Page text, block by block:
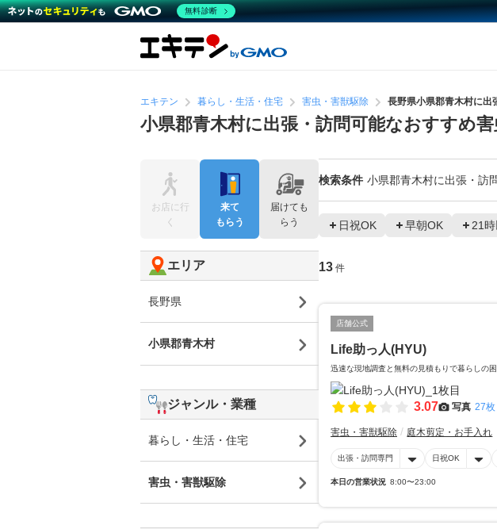
エキテン 暮らし・生活・住宅 害虫・害獣駆除 長野県小県郡青木村に出
小県郡青木村に出張・訪問可能なおすすめ
検索条件 小県郡青木村に出張・訪
日祝OK 早朝OK 21
13 件
店舗公式
Life助っ人(HYU)
迅速な現地調査と無料の見積もりで暮らしの
3.07 写真 27枚
害虫・害獣駆除 庭木剪定・お手入れ
出張・訪問専門 日祝OK
本日の営業状況 8:00〜23:00
お店に行
く
来て
もらう
届けても
らう
エリア
長野県
小県郡青木村
ジャンル・業種
暮らし・生活・住宅
害虫・害獣駆除
無料診断